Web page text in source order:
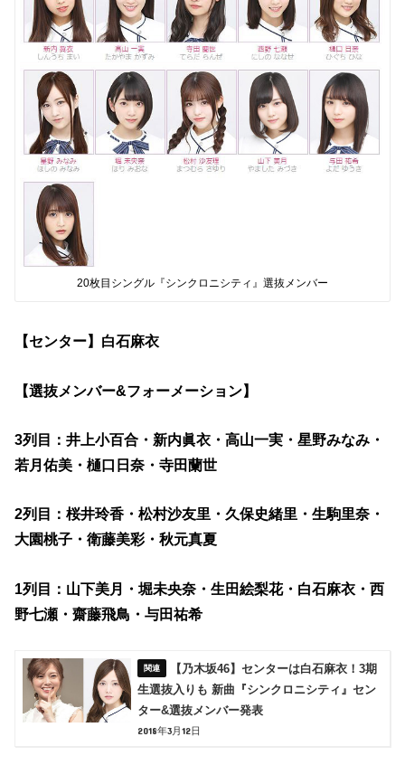
20枚目シングル『シンクロニシティ』選抜メンバー
【センター】白石麻衣
【選抜メンバー&フォーメーション】
3列目：井上小百合・新内眞衣・高山一実・星野みなみ・
若月佑美・樋口日奈・寺田蘭世
2列目：桜井玲香・松村沙友里・久保史緒里・生駒里奈・
大園桃子・衛藤美彩・秋元真夏
1列目：山下美月・堀未央奈・生田絵梨花・白石麻衣・西
野七瀬・齋藤飛鳥・与田祐希
【乃木坂46】センターは白石麻衣！3期
生選抜入りも 新曲『シンクロニシティ』セン
ター&選抜メンバー発表
2018年3月12日